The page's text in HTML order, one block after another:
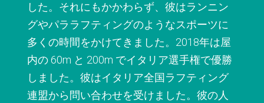
した。それにもかかわらず、彼はランニン
グやパララフティングのようなスポーツに
多くの時間をかけてきました。2018年は屋
内の 60m と 200m でイタリア選手権で優勝
しました。彼はイタリア全国ラフティング
連盟から問い合わせを受けました。彼の人